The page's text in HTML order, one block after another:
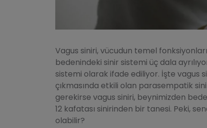
Vagus siniri, vücudun temel
bedenindeki sinir sistemi üç dala
sistemi olarak ifade ediliyor. İşte vagus
çıkmasında etkili olan parasempatik
gerekirse vagus siniri, beynimizden
12 kafatası sinirinden bir tanesi. Peki,
olabilir?